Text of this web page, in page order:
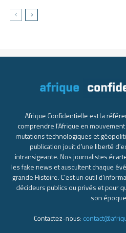
Afrique Confidentielle est la
comprendre l’Afrique en
mutations technologiques et
publication jouit d’une liberté
intransigeante. Nos journalistes
les fake news et auscultent chaque
grande Histoire. C’est un outil
décideurs publics ou privés et pour
son
Contactez-nous: